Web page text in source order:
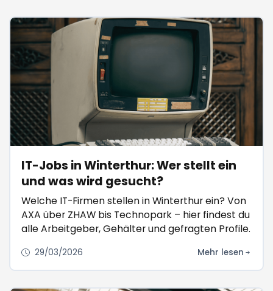
IT-Jobs in Winterthur: Wer stellt ein
und was wird gesucht?
Welche IT-Firmen stellen in Winterthur ein? Von
AXA über ZHAW bis Technopark – hier findest du
alle Arbeitgeber, Gehälter und gefragten Profile.
29/03/2026 Mehr lesen